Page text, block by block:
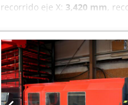
recorrido eje X: 3,420 mm,
intercambiador de paletas,
Recorrido X: 3.420 mm
mm Potencia láser: 4.000 W
mesa: 920 kg Velocidad de
Fanuc 160 iLB Peso de la
almacenamiento doble LKI
refrigeración MTA 201